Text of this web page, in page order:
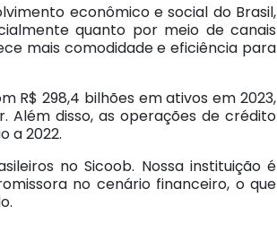
econômico e social do Brasil,
quanto por meio de canais
mais comodidade e eficiência para
R$ 298,4 bilhões em ativos em 2023,
Além disso, as operações de crédito
a 2022.
no Sicoob. Nossa instituição é
no cenário financeiro, o que